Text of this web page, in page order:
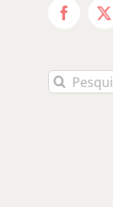
Facebook
X
Buscar